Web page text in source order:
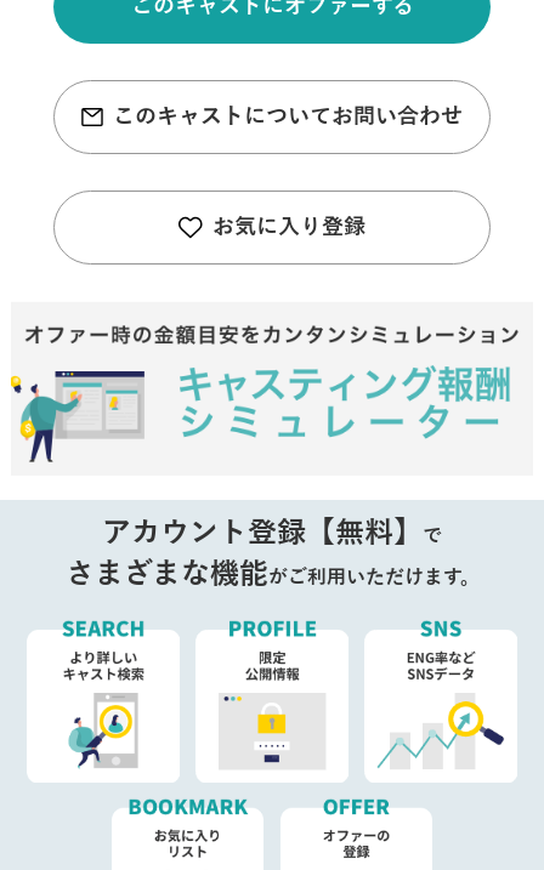
このキャストにオファーする
このキャストについてお問い合わせ
お気に入り登録
アカウント登録【無料】 で
さまざまな機能がご利用いただけます。